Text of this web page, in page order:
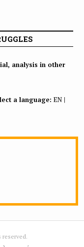
analysis in other
a language: EN|
reserved.